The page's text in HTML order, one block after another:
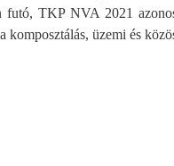
TKP NVA 2021
üzemi és